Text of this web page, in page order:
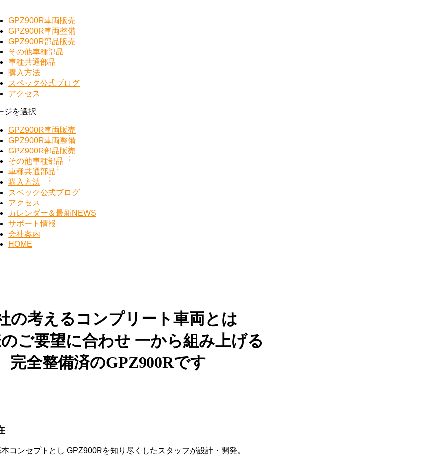
GPZ900R車両販売
GPZ900R車両整備
GPZ900R部品販売
その他車種部品
車種共通部品
購入方法
スペック公式ブログ
アクセス
ジを選択
GPZ900R車両販売
GPZ900R車両整備
GPZ900R部品販売
その他車種部品
車種共通部品
購入方法
スペック公式ブログ
アクセス
カレンダー＆最新NEWS
サポート情報
会社案内
HOME
の考えるコンプリート車両とは
ご要望に合わせ 一から組み上げる
完全整備済のGPZ900Rです
コンセプトとし GPZ900Rを知り尽くしたスタッフが設計・開発。